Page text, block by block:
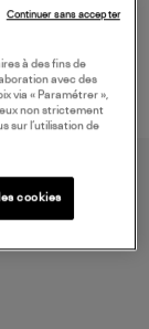
€
à des fins de
avec des
via « Paramétrer »,
non strictement
sur l’utilisation de
cookies
Continuer sans accepter